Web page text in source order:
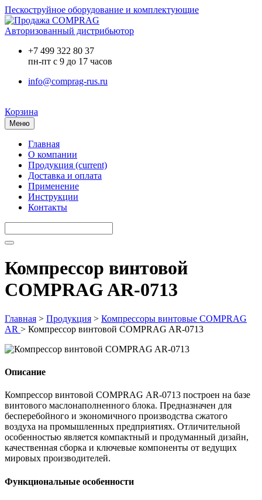
Пескоструйное оборудование и комплектующие
Авторизованный дистрибьютор
+7 499 322 80 37
пн-пт с 9 до 17 часов
info@comprag-rus.ru
Корзина
Меню
Главная
О компании
Продукция (current)
Доставка и оплата
Применение
Инструкции
Контакты
Компрессор винтовой
COMPRAG AR-0713
Главная > Продукция > Компрессоры винтовые COMPRAG
AR > Компрессор винтовой COMPRAG AR-0713
Описание
Компрессор винтовой COMPRAG АR-0713 построен на базе
винтового маслонаполненного блока. Предназначен для
бесперебойного и экономичного производства сжатого
воздуха на промышленных предприятиях. Отличительной
особенностью является компактный и продуманный дизайн,
качественная сборка и ключевые компоненты от ведущих
мировых производителей.
Функциональные особенности